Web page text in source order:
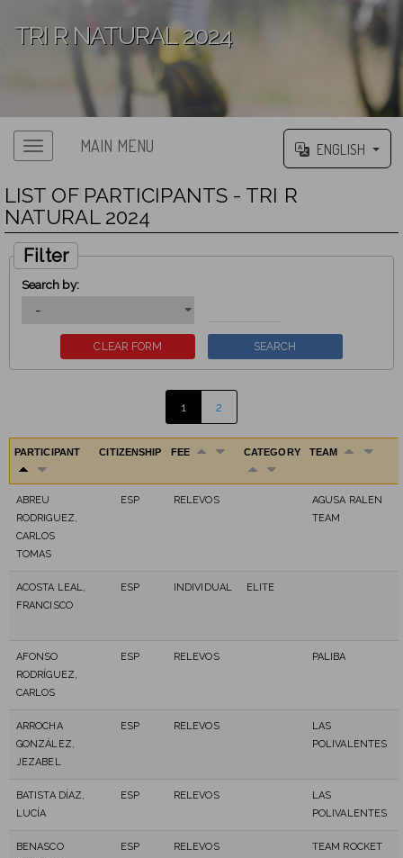
TRI R NATURAL 2024
MAIN MENU ENGLISH
LIST OF PARTICIPANTS - TRI R
NATURAL 2024
Filter
Search by:
1 2
PARTICIPANT CITIZENSHIP FEE CATEGORY TEAM
ABREU
RODRIGUEZ,
CARLOS
TOMAS
ESP RELEVOS
AGUSA RALEN
TEAM
ACOSTA LEAL,
FRANCISCO
ESP INDIVIDUAL ELITE
AFONSO
RODRÍGUEZ,
CARLOS
ESP RELEVOS PALIBA
ARROCHA
GONZÁLEZ,
JEZABEL
ESP RELEVOS
LAS
POLIVALENTES
BATISTA DÍAZ,
LUCÍA
ESP RELEVOS
LAS
POLIVALENTES
BENASCO
ESP RELEVOS TEAM ROCKET